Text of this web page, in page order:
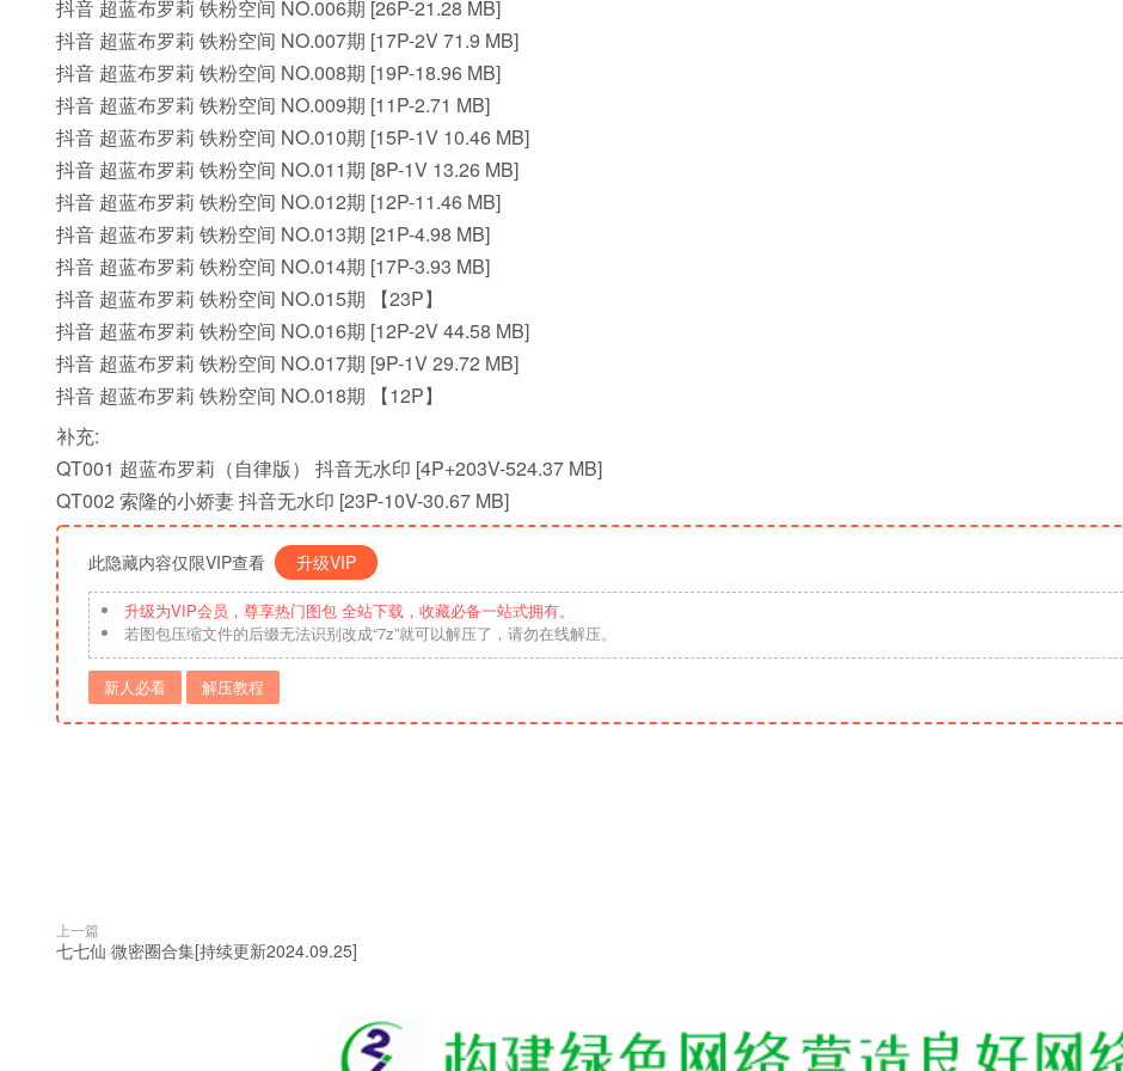
抖音 超蓝布罗莉 铁粉空间 NO.006期 [26P-21.28 MB]
抖音 超蓝布罗莉 铁粉空间 NO.007期 [17P-2V 71.9 MB]
抖音 超蓝布罗莉 铁粉空间 NO.008期 [19P-18.96 MB]
抖音 超蓝布罗莉 铁粉空间 NO.009期 [11P-2.71 MB]
抖音 超蓝布罗莉 铁粉空间 NO.010期 [15P-1V 10.46 MB]
抖音 超蓝布罗莉 铁粉空间 NO.011期 [8P-1V 13.26 MB]
抖音 超蓝布罗莉 铁粉空间 NO.012期 [12P-11.46 MB]
抖音 超蓝布罗莉 铁粉空间 NO.013期 [21P-4.98 MB]
抖音 超蓝布罗莉 铁粉空间 NO.014期 [17P-3.93 MB]
抖音 超蓝布罗莉 铁粉空间 NO.015期 【23P】
抖音 超蓝布罗莉 铁粉空间 NO.016期 [12P-2V 44.58 MB]
抖音 超蓝布罗莉 铁粉空间 NO.017期 [9P-1V 29.72 MB]
抖音 超蓝布罗莉 铁粉空间 NO.018期 【12P】
补充:
QT001 超蓝布罗莉（自律版） 抖音无水印 [4P+203V-524.37 MB]
QT002 索隆的小娇妻 抖音无水印 [23P-10V-30.67 MB]
此隐藏内容仅限VIP查看 升级VIP
升级为VIP会员，尊享热门图包 全站下载，收藏必备一站式拥有。
若图包压缩文件的后缀无法识别改成“7z”就可以解压了，请勿在线解压。
新人必看 解压教程
上一篇
七七仙 微密圈合集[持续更新2024.09.25]